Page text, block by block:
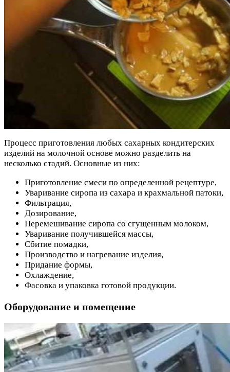
Процесс приготовления любых сахарных кондитерских
изделий на молочной основе можно разделить на
несколько стадий. Основные из них:
Приготовление смеси по определенной рецептуре,
Уваривание сиропа из сахара и крахмальной патоки,
Фильтрация,
Дозирование,
Перемешивание сиропа со сгущенным молоком,
Уваривание получившейся массы,
Сбитие помадки,
Производство и нагревание изделия,
Придание формы,
Охлаждение,
Фасовка и упаковка готовой продукции.
Оборудование и помещение